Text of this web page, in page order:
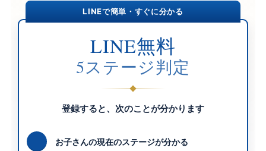
LINEで簡単・すぐに分かる
LINE無料
5ステージ判定
登録すると、次のことが分かります
お子さんの現在のステージが分かる